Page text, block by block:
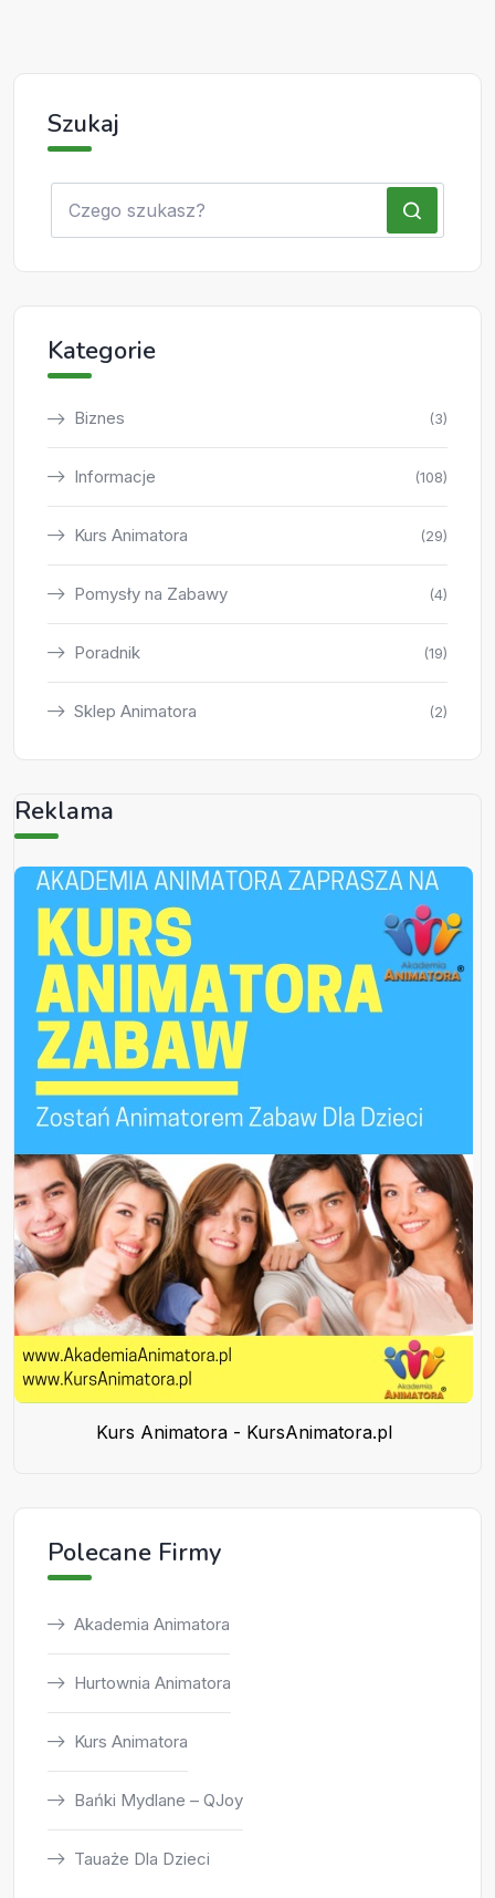
Szukaj
Kategorie
Biznes (3)
Informacje (108)
Kurs Animatora (29)
Pomysły na Zabawy (4)
Poradnik (19)
Sklep Animatora (2)
Reklama
Kurs Animatora - KursAnimatora.pl
Polecane Firmy
Akademia Animatora
Hurtownia Animatora
Kurs Animatora
Bańki Mydlane – QJoy
Tauaże Dla Dzieci